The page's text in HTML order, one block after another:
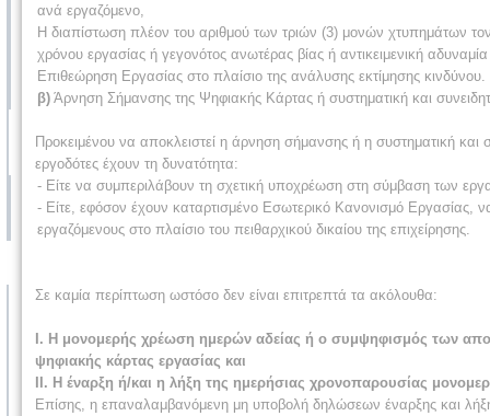
ανά εργαζόμενο,
Η διαπίστωση πλέον του αριθμού των τριών (3) μονών χτυπημάτων
χρόνου εργασίας ή γεγονότος ανωτέρας βίας ή αντικειμενική
Επιθεώρηση Εργασίας στο πλαίσιο της ανάλυσης εκτίμησης κινδύνου.
β) Άρνηση Σήμανσης της Ψηφιακής Κάρτας ή συστηματική και
Προκειμένου να αποκλειστεί η άρνηση σήμανσης ή η συστηματική και
εργοδότες έχουν τη δυνατότητα:
- Είτε να συμπεριλάβουν τη σχετική υποχρέωση στη σύμβαση των
- Είτε, εφόσον έχουν καταρτισμένο Εσωτερικό Κανονισμό Εργασίας,
εργαζόμενους στο πλαίσιο του πειθαρχικού δικαίου της επιχείρησης.
Σε καμία περίπτωση ωστόσο δεν είναι επιτρεπτά τα ακόλουθα:
I. Η μονομερής χρέωση ημερών αδείας ή ο συμψηφισμός των
ψηφιακής κάρτας εργασίας και
II. Η έναρξη ή/και η λήξη της ημερήσιας χρονοπαρουσίας
Επίσης, η επαναλαμβανόμενη μη υποβολή δηλώσεων έναρξης και